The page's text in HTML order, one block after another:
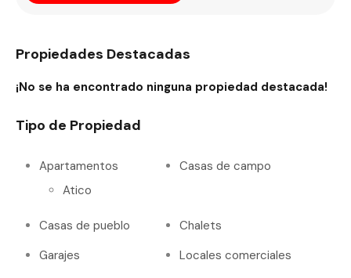
Propiedades Destacadas
¡No se ha encontrado ninguna propiedad destacada!
Tipo de Propiedad
Apartamentos
Atico
Casas de campo
Casas de pueblo
Chalets
Garajes
Locales comerciales